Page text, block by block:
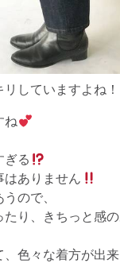
していますよね！
ね
ぎる
はありません
ので、
たり、きちっと感
色々な着方が出